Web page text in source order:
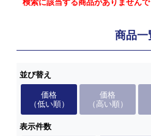
検索に該当する商品がありませんで
商品一
並び替え
価格
（低い順）
価格
（高い順）
表示件数